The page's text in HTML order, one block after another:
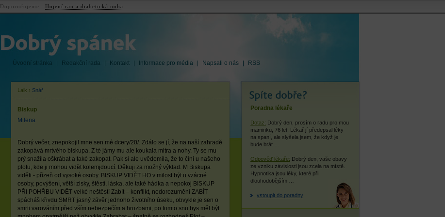
Úvodní stránka Redakční rada Kontakt Informace pro média Napsali o nás
RSS
Laik › Snář
Biskup
Milena
Dobrý večer, znepokojil mne sen mé dcery/20/. Zdálo se jí, že na naší zahradě
zakopává mrtvého biskupa. Z té jámy mu ale koukala mitra a nohy. Ty se mu
prý snažila oškrábat a také zakopat. Pak si ale uvědomila, že to činí u našeho
plotu, kde ji mohou vidět kolemjdoucí. Děkuji za možný výklad. M Biskupa
viděti - přízeň od vysoké osoby. BISKUP VIDĚT HO v milost být u vzácné
osoby, povýšení, větší zisky, štěstí, láska, ale také hádka a nepokoj BISKUP
PŘI POHŘBU VIDĚT velké neštěstí Zabít – konflikt, nedorozumění ZABÍT
spácháš křivdu SMRT jasný závěr jednoho životního úseku, obvykle je sen o
smrti varováním před vším nebezpečím a hrozbami; po tomto snu bys měl být
Poradna lékaře
Dotaz: Dobrý den, prosím o radu pro mou
maminku, 76 let. Lékař jí předepsal léky
na spaní, ale slyšela jsem, že když je
bude brát …
Odpověď lékaře: Dobrý den, vaše obavy
ze vzniku závislosti jsou zcela na místě.
Hypnotika jsou léky, které při
dlouhodobějším …
vstoupit do poradny
Doporučujeme: Hojení ran a diabetická noha